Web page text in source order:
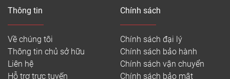
Thông tin
Về chúng tôi
Thông tin chủ sở hữu
Liên hệ
Hỗ trợ trực tuyến
Chính sách
Chính sách đại lý
Chính sách bảo hành
Chính sách vận chuyển
Chính sách bảo mật